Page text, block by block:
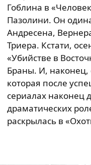
Гоблина в
Пазолини. Он
Андресена,
Триера. Кстати,
«Убийстве в
Браны. И, наконец,
которая после
сериалах наконец
драматических
раскрылась в